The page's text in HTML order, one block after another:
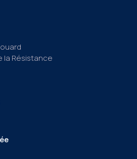
la Résistance